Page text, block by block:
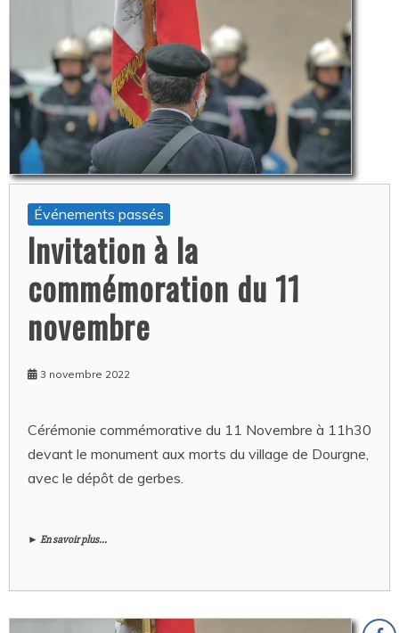
Événements passés
Invitation à la
commémoration du 11
novembre
3 novembre 2022
Cérémonie commémorative du 11 Novembre à 11h30
devant le monument aux morts du village de Dourgne,
avec le dépôt de gerbes.
► En savoir plus...